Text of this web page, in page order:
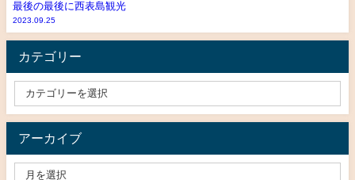
最後の最後に西表島観光
2023.09.25
カテゴリー
アーカイブ